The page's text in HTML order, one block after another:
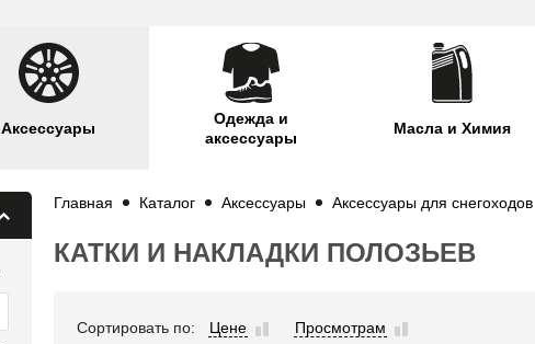
Аксессуары
Одежда и
аксессуары
Масла и Химия
Главная Каталог Аксессуары Аксессуары для снегоходов
КАТКИ И НАКЛАДКИ ПОЛОЗЬЕВ
Сортировать по: Цене Просмотрам